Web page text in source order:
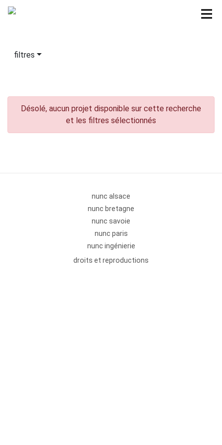
filtres
Désolé, aucun projet disponible sur cette recherche
et les filtres sélectionnés
nunc alsace
nunc bretagne
nunc savoie
nunc paris
nunc ingénierie
droits et reproductions